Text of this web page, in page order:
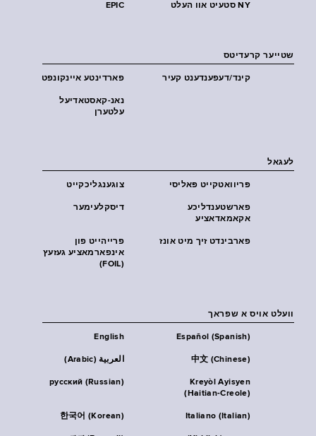
EPIC NY סטעיט אוו העלט
שטייער קרעדיטס
פארדינטע איינקונפט קינד/דעפענדענט קעיר
נאנ-קאסטאדיעל
עלטערן
לעגאל
צוגענגליכקייט פּריוואטקייט פּאליסי
דיסקלעימער
פארשטענדליכע
אקאמאדאציע
פרייהייט פון
אינפארמאציע געזעץ
(FOIL)
פארבינדט זיך מיט אונז
וועלט אויס א שפראך
English Español (Spanish)
العربية (Arabic) 中文 (Chinese)
русский (Russian)
Kreyòl Ayisyen
(Haitian-Creole)
한국어 (Korean) Italiano (Italian)